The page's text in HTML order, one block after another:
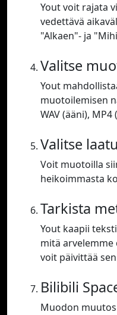
Yout voit rajata
vedettävä
"Alkaen"- ja
Valitse
Yout
muotoilemisen
WAV (ääni),
Valitse laatu
Voit muotoilla
heikoimmasta
Tarkista
Yout kaapii
mitä arvelemme
voit päivittää
Bilibili
Muodon muutos